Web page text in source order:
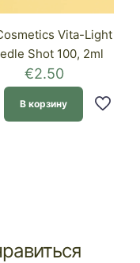
Vita-Light
Shot 100, 2ml
€2.50
В корзину